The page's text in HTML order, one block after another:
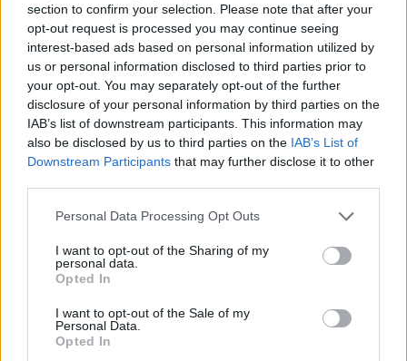
section to confirm your selection. Please note that after your
opt-out request is processed you may continue seeing
interest-based ads based on personal information utilized by
us or personal information disclosed to third parties prior to
your opt-out. You may separately opt-out of the further
disclosure of your personal information by third parties on the
IAB’s list of downstream participants. This information may
also be disclosed by us to third parties on the IAB’s List of
Downstream Participants that may further disclose it to other
Personal Data Processing Opt Outs
I want to opt-out of the Sharing of my
personal data.
Opted In
I want to opt-out of the Sale of my
Personal Data.
Opted In
Świadczenie rehabilitacyjne
Poproszę o informacje od osób które w tym roku
składały wniosek o świadczenie rehabilitacyjne ile
czekaliście na jakąkolwiek informacje zwrotną z ZUS?
Czy to wezwanie na komisję, odmowa, decyzja zaoc...
ewelina123@
OCD PDA U DZIECKA
Syn za kilka miesięcy skończy 9 lat. Ma ogromne
problemy, sytuacja z miesiąca na miesiąc się
pogarsza. Psychiatra dał skierowanie na oddział, bo
nie wie, co zrobić, choć psycholog i pedagog
twierdzą,...